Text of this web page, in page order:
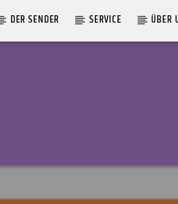
DER SENDER SERVICE ÜBER